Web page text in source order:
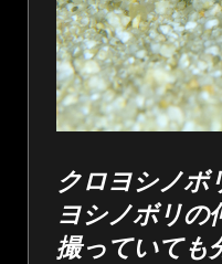
クロヨシノボ
ヨシノボリの
撮っていても